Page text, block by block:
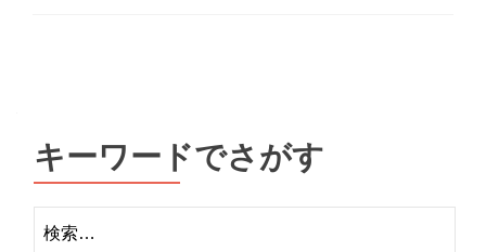
キーワードでさがす
索: